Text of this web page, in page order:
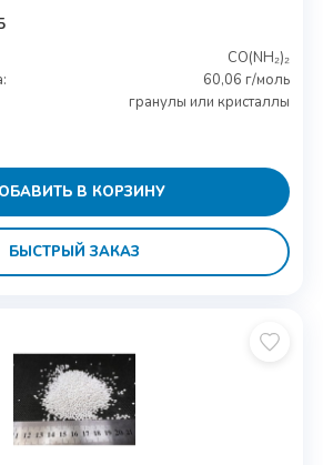
CO(NH₂)₂
60,06 г/моль
гранулы или кристаллы
В КОРЗИНУ
БЫСТРЫЙ ЗАКАЗ